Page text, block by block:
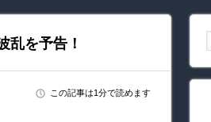
乱を予告！
この記事は1分で読めます